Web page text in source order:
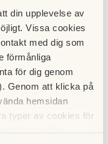
din upplevelse av
Vissa cookies
med dig som
förmånliga
för dig genom
Genom att klicka på
hemsidan
typer av cookies för
inklusive
till styrelsen (vita
gaveln
2023.
word-dokument).
du lämna fler
motsvarande på